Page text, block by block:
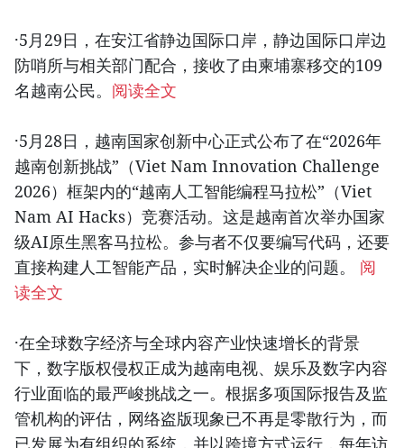
·5月29日，在安江省静边国际口岸，静边国际口岸边
防哨所与相关部门配合，接收了由柬埔寨移交的109
名越南公民。 阅读全文
·5月28日，越南国家创新中心正式公布了在“2026年
越南创新挑战”（Viet Nam Innovation Challenge
2026）框架内的“越南人工智能编程马拉松”（Viet
Nam AI Hacks）竞赛活动。这是越南首次举办国家
级AI原生黑客马拉松。参与者不仅要编写代码，还要
直接构建人工智能产品，实时解决企业的问题。 阅
读全文
·在全球数字经济与全球内容产业快速增长的背景
下，数字版权侵权正成为越南电视、娱乐及数字内容
行业面临的最严峻挑战之一。根据多项国际报告及监
管机构的评估，网络盗版现象已不再是零散行为，而
已发展为有组织的系统，并以跨境方式运行，每年访